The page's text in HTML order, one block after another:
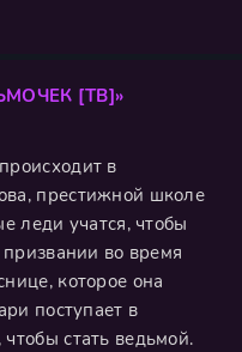
[ТВ]»
в
престижной школе
леди учатся, чтобы
во время
которое она
поступает в
стать ведьмой.